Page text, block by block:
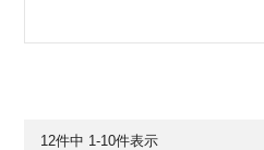
12件中 1-10件表示